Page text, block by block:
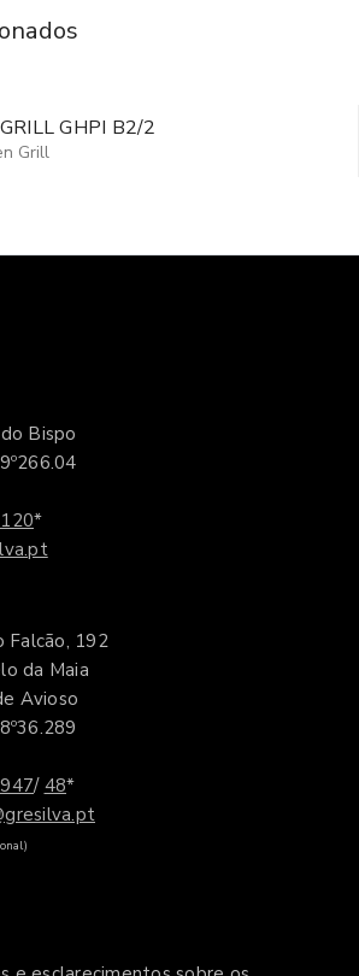
GHPI B2/2
Grill
Bispo
*
Falcão, 192
da Maia
Avioso
/ 48*